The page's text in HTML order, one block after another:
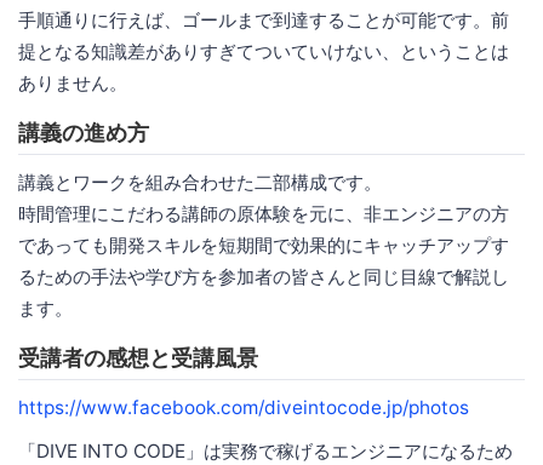
手順通りに行えば、ゴールまで到達することが可能です。前
提となる知識差がありすぎてついていけない、ということは
ありません。
講義の進め方
講義とワークを組み合わせた二部構成です。
時間管理にこだわる講師の原体験を元に、非エンジニアの方
であっても開発スキルを短期間で効果的にキャッチアップす
るための手法や学び方を参加者の皆さんと同じ目線で解説し
ます。
受講者の感想と受講風景
https://www.facebook.com/diveintocode.jp/photos
「DIVE INTO CODE」は実務で稼げるエンジニアになるため